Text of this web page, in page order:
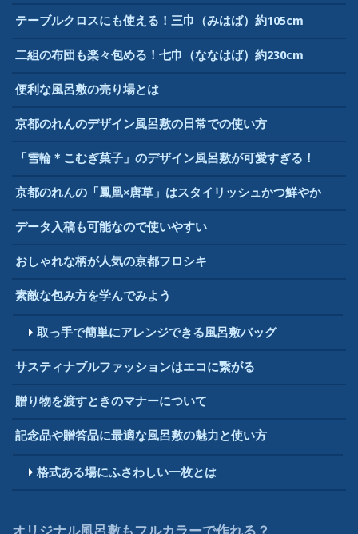
テーブルクロスにも使える！三巾（みはば）約105cm
二組の布団も楽々包める！七巾（ななはば）約230cm
便利な風呂敷の売り場とは
京都のれんのデザイン風呂敷の日常での使い方
「雪輪＊こむぎ菓子」のデザイン風呂敷が可愛すぎる！
京都のれんの「鳳凰×唐草」はスタイリッシュかつ鮮やか
データ入稿も可能なので使いやすい
おしゃれな柄が人気の京都フロシキ
素敵な包み方を学んでみよう
取っ手で簡単にアレンジできる風呂敷バッグ
サスティナブルファッションはエコに繋がる
贈り物を渡すときのマナーについて
記念品や贈答品に最適な風呂敷の魅力と使い方
格式ある場にふさわしい一枚とは